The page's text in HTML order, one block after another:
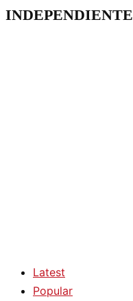
INDEPENDIENTE
Latest
Popular